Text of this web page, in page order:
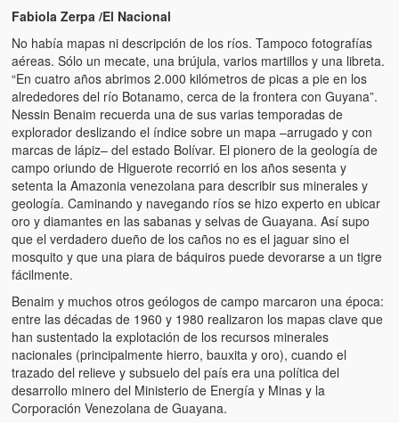
Fabiola Zerpa /El Nacional
No había mapas ni descripción de los ríos. Tampoco fotografías
aéreas. Sólo un mecate, una brújula, varios martillos y una libreta.
“En cuatro años abrimos 2.000 kilómetros de picas a pie en los
alrededores del río Botanamo, cerca de la frontera con Guyana”.
Nessin Benaim recuerda una de sus varias temporadas de
explorador deslizando el índice sobre un mapa –arrugado y con
marcas de lápiz– del estado Bolívar. El pionero de la geología de
campo oriundo de Higuerote recorrió en los años sesenta y
setenta la Amazonia venezolana para describir sus minerales y
geología. Caminando y navegando ríos se hizo experto en ubicar
oro y diamantes en las sabanas y selvas de Guayana. Así supo
que el verdadero dueño de los caños no es el jaguar sino el
mosquito y que una piara de báquiros puede devorarse a un tigre
fácilmente.
Benaim y muchos otros geólogos de campo marcaron una época:
entre las décadas de 1960 y 1980 realizaron los mapas clave que
han sustentado la explotación de los recursos minerales
nacionales (principalmente hierro, bauxita y oro), cuando el
trazado del relieve y subsuelo del país era una política del
desarrollo minero del Ministerio de Energía y Minas y la
Corporación Venezolana de Guayana.